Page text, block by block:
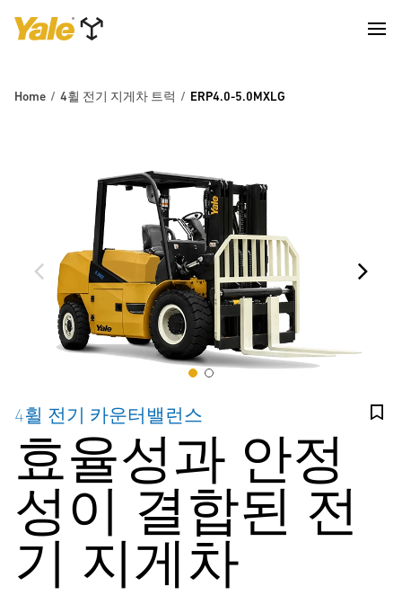
Home 4휠 전기 지게차 트럭 ERP4.0-5.0MXLG
4휠 전기 카운터밸런스
효율성과 안정
성이 결합된 전
기 지게차